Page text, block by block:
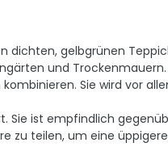
dichten, gelbgrünen
und
Sie wird vor
ist empfindlich
zu teilen, um eine